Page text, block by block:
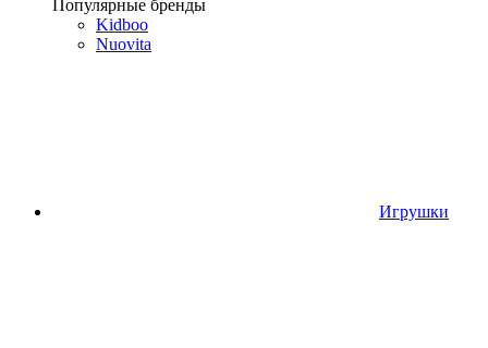
Популярные бренды
Kidboo
Nuovita
Игрушки